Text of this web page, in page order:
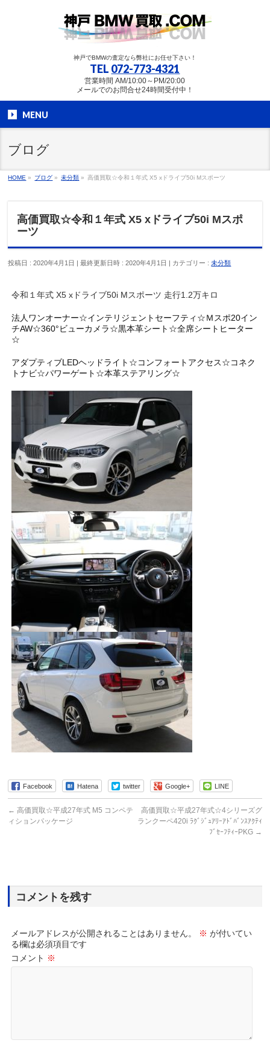
神戸でBMWの査定なら弊社にお任せ下さい！
TEL 072-773-4321
営業時間 AM/10:00～PM/20:00
メールでのお問合せ24時間受付中！
MENU
ブログ
HOME » ブログ » 未分類 » 高価買取☆令和１年式 X5 xドライブ50i Mスポーツ
高価買取☆令和１年式 X5 xドライブ50i Mスポ
ーツ
投稿日 : 2020年4月1日 最終更新日時 : 2020年4月1日 カテゴリー :未分類
令和１年式 X5 xドライブ50i Mスポーツ 走行1.2万キロ
法人ワンオーナー☆インテリジェントセーフティ☆Ｍスポ20イン
チAW☆360°ビューカメラ☆黒本革シート☆全席シートヒーター
☆
アダプティブLEDヘッドライト☆コンフォートアクセス☆コネク
トナビ☆パワーゲート☆本革ステアリング☆
Facebook Hatena twitter Google+ LINE
← 高価買取☆平成27年式 M5 コンペテ
ィションパッケージ
高価買取☆平成27年式☆4シリーズグ
ランクーペ420i ﾗｸﾞｼﾞｭｱﾘｰｱﾄﾞﾊﾞﾝｽｱｸﾃｨ
ﾌﾞｾｰﾌﾃｨｰPKG →
コメントを残す
メールアドレスが公開されることはありません。 ※ が付いてい
る欄は必須項目です
コメント ※